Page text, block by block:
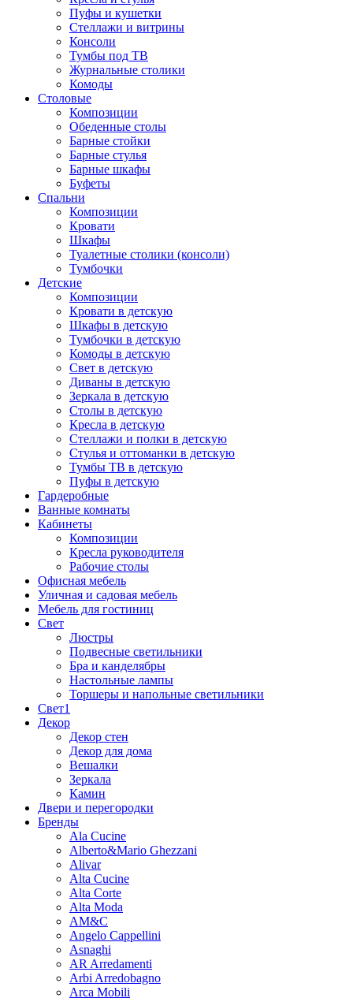
Пуфы и кушетки
Стеллажи и витрины
Консоли
Тумбы под ТВ
Журнальные столики
Комоды
Столовые
Композиции
Обеденные столы
Барные стойки
Барные стулья
Барные шкафы
Буфеты
Спальни
Композиции
Кровати
Шкафы
Туалетные столики (консоли)
Тумбочки
Детские
Композиции
Кровати в детскую
Шкафы в детскую
Тумбочки в детскую
Комоды в детскую
Свет в детскую
Диваны в детскую
Зеркала в детскую
Столы в детскую
Кресла в детскую
Стеллажи и полки в детскую
Стулья и оттоманки в детскую
Тумбы ТВ в детскую
Пуфы в детскую
Гардеробные
Ванные комнаты
Кабинеты
Композиции
Кресла руководителя
Рабочие столы
Офисная мебель
Уличная и садовая мебель
Мебель для гостиниц
Свет
Люстры
Подвесные светильники
Бра и канделябры
Настольные лампы
Торшеры и напольные светильники
Свет1
Декор
Декор стен
Декор для дома
Вешалки
Зеркала
Камин
Двери и перегородки
Бренды
Ala Cucine
Alberto&Mario Ghezzani
Alivar
Alta Cucine
Alta Corte
Alta Moda
AM&C
Angelo Cappellini
Asnaghi
AR Arredamenti
Arbi Arredobagno
Arca Mobili